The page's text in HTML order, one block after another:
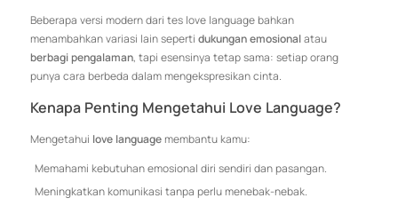
Beberapa versi modern dari tes love language bahkan
menambahkan variasi lain sepertidukungan emosionalatau
berbagi pengalaman, tapi esensinya tetap sama: setiap orang
punya cara berbeda dalam mengekspresikan cinta.
Kenapa Penting Mengetahui Love Language?
Mengetahui love language membantu kamu:
Memahami kebutuhan emosional diri sendiri dan pasangan.
Meningkatkan komunikasi tanpa perlu menebak-nebak.